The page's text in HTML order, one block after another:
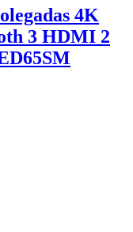
4K
3 HDMI 2